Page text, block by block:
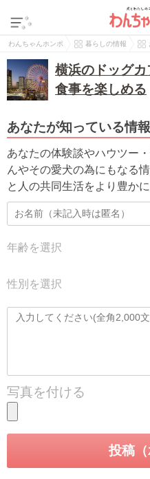
わんちゃんホンポ 暮らしの情報
横浜のドッグ
食事を楽しめる
あなたが知っている情
あなたの体験談やハウツー
んやその愛犬の為にもなる
と人の共同生活をより豊か
年齢を選択
性別を選択
写真を付ける